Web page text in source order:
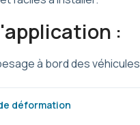
:
à bord des véhicules
déformation